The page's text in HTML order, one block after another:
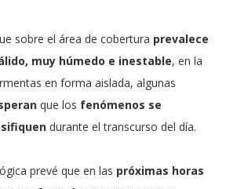
sobre el área de cobertura prevalece
muy húmedo e inestable, en la
en forma aislada, algunas
que los fenómenos se
durante el transcurso del día.
prevé que en las próximas horas